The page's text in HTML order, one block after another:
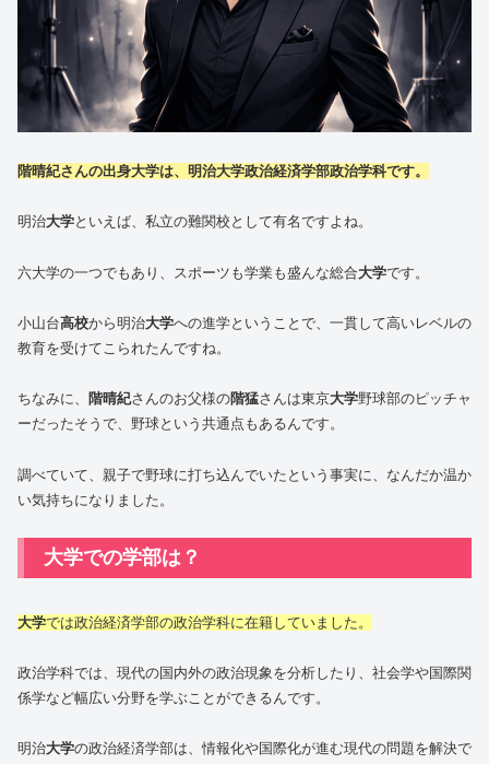
階晴紀さんの出身大学は、明治大学政治経済学部政治学科です。
明治大学といえば、私立の難関校として有名ですよね。
六大学の一つでもあり、スポーツも学業も盛んな総合大学です。
小山台高校から明治大学への進学ということで、一貫して高いレベルの
教育を受けてこられたんですね。
ちなみに、 階晴紀さんのお父様の階猛さんは東京大学野球部のピッチャ
ーだったそうで、野球という共通点もあるんです。
調べていて、親子で野球に打ち込んでいたという事実に、なんだか温か
い気持ちになりました。
大学での学部は？
大学では政治経済学部の政治学科に在籍していました。
政治学科では、現代の国内外の政治現象を分析したり、社会学や国際関
係学など幅広い分野を学ぶことができるんです。
明治大学の政治経済学部は、情報化や国際化が進む現代の問題を解決で